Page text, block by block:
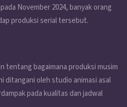
November 2024, banyak orang
produksi serial tersebut.
tentang bagaimana produksi musim
ditangani oleh studio animasi asal
pada kualitas dan jadwal